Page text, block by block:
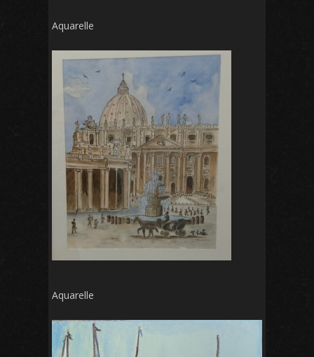
Aquarelle
Aquarelle